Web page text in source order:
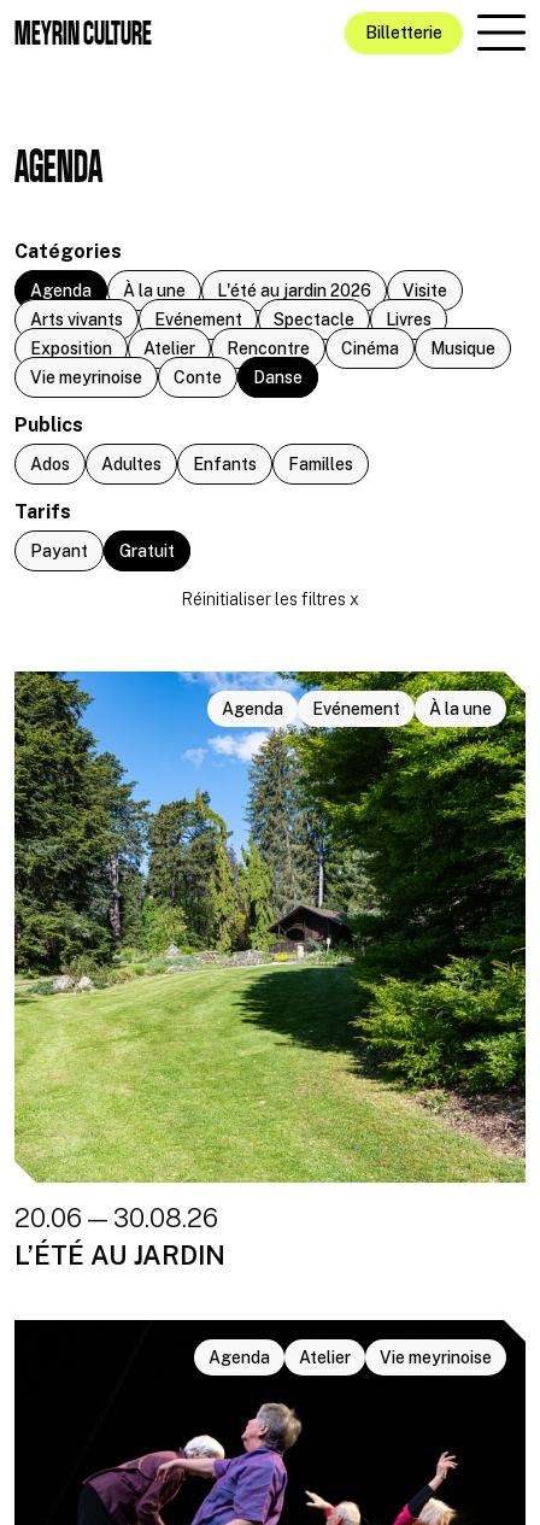
MEYRIN CULTURE Billetterie
AGENDA
Catégories
Agenda À la une L'été au jardin 2026
Visite
Arts vivants
Evénement Spectacle
Livres
Exposition
Atelier Rencontre Cinéma
Musique
Vie meyrinoise
Conte Danse
Publics
Ados Adultes Enfants Familles
Tarifs
Payant Gratuit
Agenda Evénement À la une
20.06 — 30.08.26
L’ÉTÉ AU JARDIN
Agenda Atelier Vie meyrinoise